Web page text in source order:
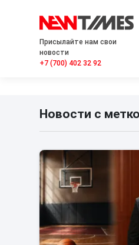
Присылайте нам свои
новости
+7 (700) 402 32 92
Новости с